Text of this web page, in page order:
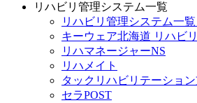
リハビリ管理システム一覧
リハビリ管理システム一覧
キーウェア北海道 リハビ
リハマネージャーNS
リハメイト
タックリハビリテーショ
セラPOST